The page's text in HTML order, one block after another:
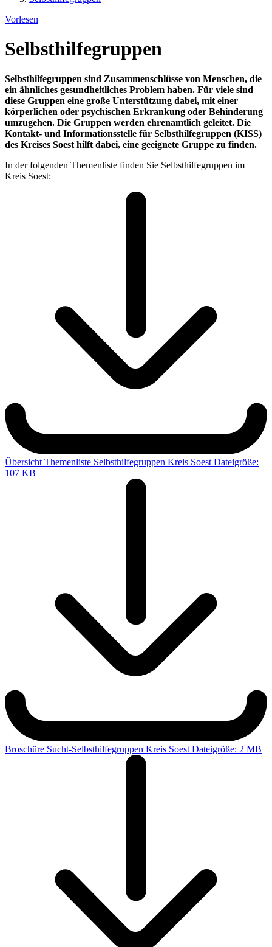
Vorlesen
Selbsthilfegruppen
Selbsthilfegruppen sind Zusammenschlüsse von Menschen, die
ein ähnliches gesundheitliches Problem haben. Für viele sind
diese Gruppen eine große Unterstützung dabei, mit einer
körperlichen oder psychischen Erkrankung oder Behinderung
umzugehen. Die Gruppen werden ehrenamtlich geleitet. Die
Kontakt- und Informationsstelle für Selbsthilfegruppen (KISS)
des Kreises Soest hilft dabei, eine geeignete Gruppe zu finden.
In der folgenden Themenliste finden Sie Selbsthilfegruppen im
Kreis Soest:
Übersicht Themenliste Selbsthilfegruppen Kreis Soest Dateigröße:
107 KB
Broschüre Sucht-Selbsthilfegruppen Kreis Soest Dateigröße: 2 MB